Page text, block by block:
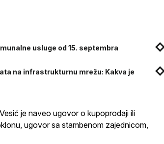
usluge od 15. septembra
na infrastrukturnu mrežu: Kakva je
je naveo ugovor o kupoprodaji ili
ugovor sa stambenom zajednicom,